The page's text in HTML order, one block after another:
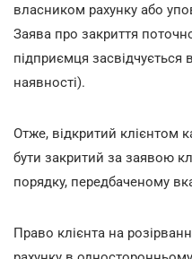
власником рахунку або
Заява про закриття
підприємця засвідчується
наявності).
Отже, відкритий клієнтом
бути закритий за заявою
порядку, передбаченому
Право клієнта на